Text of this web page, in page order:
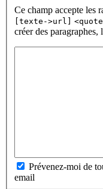
Ce champ accepte les
[texte->url]
créer des paragraphes,
Prévenez-moi de
email